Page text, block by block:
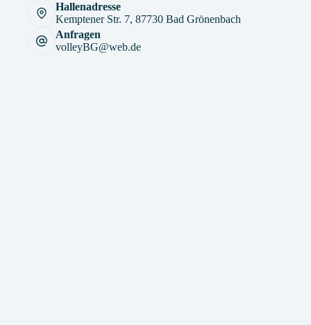
Hallenadresse
Kemptener Str. 7, 87730 Bad Grönenbach
Anfragen
volleyBG@web.de